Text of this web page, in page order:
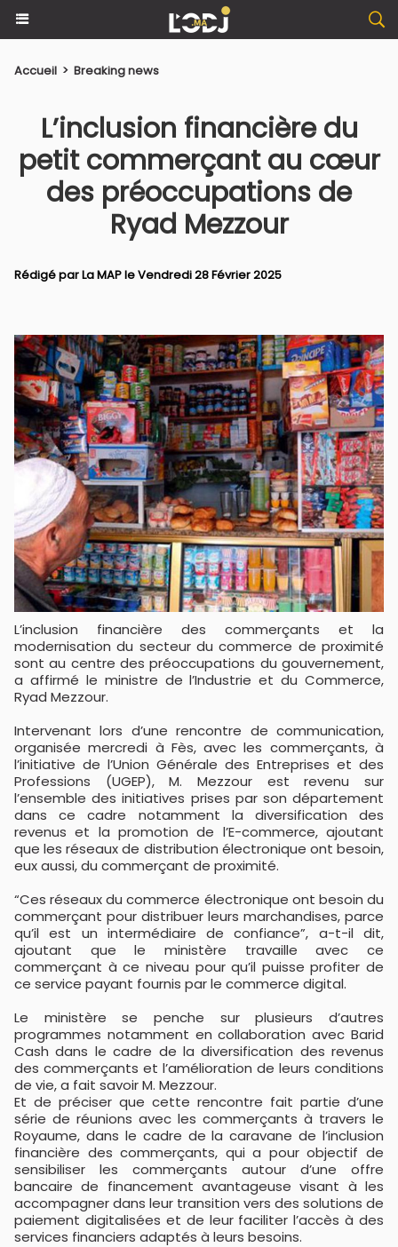
Accueil > Breaking news
L’inclusion financière du
petit commerçant au cœur
des préoccupations de
Ryad Mezzour
Rédigé par La MAP le Vendredi 28 Février 2025
L’inclusion financière des commerçants et la
modernisation du secteur du commerce de proximité
sont au centre des préoccupations du gouvernement,
a affirmé le ministre de l’Industrie et du Commerce,
Ryad Mezzour.
Intervenant lors d’une rencontre de communication,
organisée mercredi à Fès, avec les commerçants, à
l’initiative de l’Union Générale des Entreprises et des
Professions (UGEP), M. Mezzour est revenu sur
l’ensemble des initiatives prises par son département
dans ce cadre notamment la diversification des
revenus et la promotion de l’E-commerce, ajoutant
que les réseaux de distribution électronique ont besoin,
eux aussi, du commerçant de proximité.
“Ces réseaux du commerce électronique ont besoin du
commerçant pour distribuer leurs marchandises, parce
qu’il est un intermédiaire de confiance”, a-t-il dit,
ajoutant que le ministère travaille avec ce
commerçant à ce niveau pour qu’il puisse profiter de
ce service payant fournis par le commerce digital.
Le ministère se penche sur plusieurs d’autres
programmes notamment en collaboration avec Barid
Cash dans le cadre de la diversification des revenus
des commerçants et l’amélioration de leurs conditions
de vie, a fait savoir M. Mezzour.
Et de préciser que cette rencontre fait partie d’une
série de réunions avec les commerçants à travers le
Royaume, dans le cadre de la caravane de l’inclusion
financière des commerçants, qui a pour objectif de
sensibiliser les commerçants autour d’une offre
bancaire de financement avantageuse visant à les
accompagner dans leur transition vers des solutions de
paiement digitalisées et de leur faciliter l’accès à des
services financiers adaptés à leurs besoins.